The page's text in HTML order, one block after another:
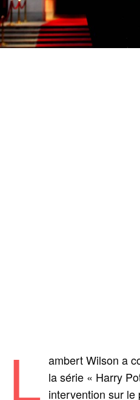
L ambert Wilson a
la série « Harry
intervention sur le